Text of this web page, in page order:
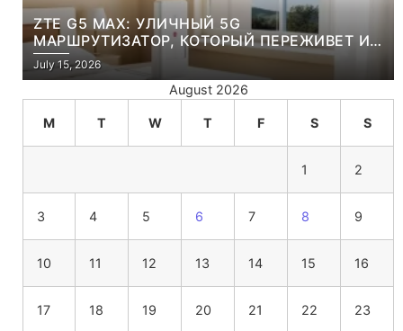
ZTE G5 MAX: УЛИЧНЫЙ 5G
МАРШРУТИЗАТОР, КОТОРЫЙ ПЕРЕЖИВЕТ И
ЛЮТУЮ ЗИМУ, И ЖАРКОЕ ЛЕТО
July 15, 2026
August 2026
M T W T F S S
1 2
3 4 5 6 7 8 9
10 11 12 13 14 15 16
17 18 19 20 21 22 23